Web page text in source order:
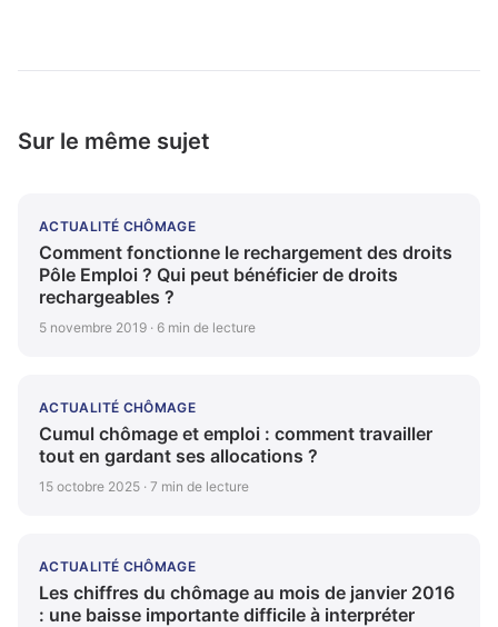
Sur le même sujet
ACTUALITÉ CHÔMAGE
Comment fonctionne le rechargement des droits
Pôle Emploi ? Qui peut bénéficier de droits
rechargeables ?
5 novembre 2019 · 6 min de lecture
ACTUALITÉ CHÔMAGE
Cumul chômage et emploi : comment travailler
tout en gardant ses allocations ?
15 octobre 2025 · 7 min de lecture
ACTUALITÉ CHÔMAGE
Les chiffres du chômage au mois de janvier 2016
: une baisse importante difficile à interpréter